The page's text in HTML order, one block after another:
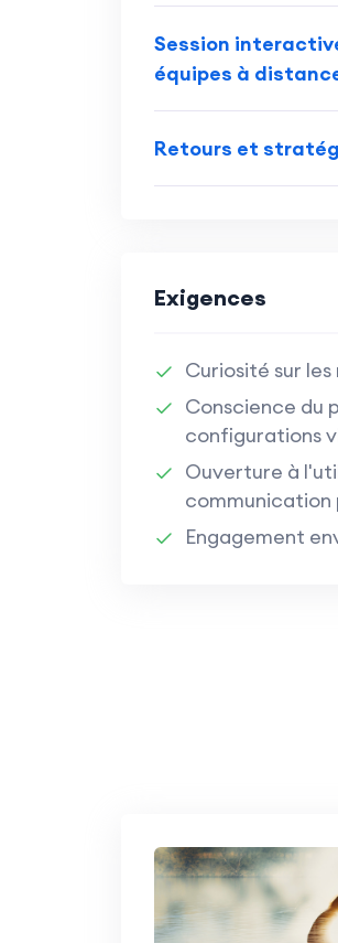
Session
équipes à
Retours et
Exigences
Curiosité sur
Conscience du
configurations
Ouverture à
communication
Engagement